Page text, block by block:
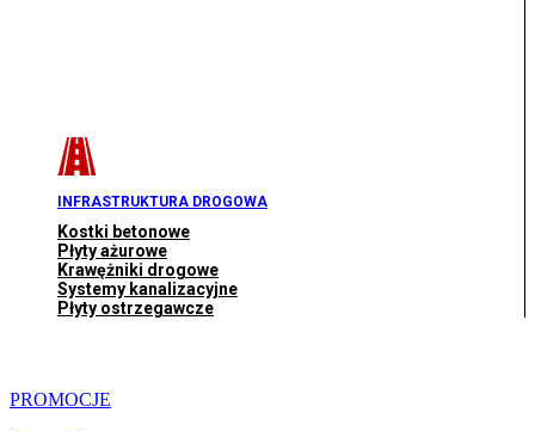
INFRASTRUKTURA DROGOWA
Kostki betonowe
Płyty ażurowe
Krawężniki drogowe
Systemy kanalizacyjne
Płyty ostrzegawcze
PROMOCJE